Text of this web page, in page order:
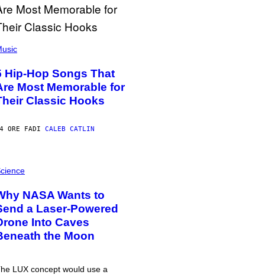
Hip-Hop Songs That
Most Memorable for
Classic Hooks
ORE FADI CALEB CATLIN
NASA Wants to
a Laser-Powered
Into Caves
the Moon
LUX concept would use a